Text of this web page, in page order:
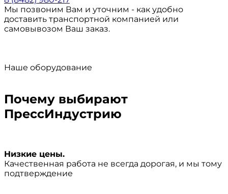
Мы позвоним Вам и уточним - как удобно
доставить транспортной компанией или
самовывозом Ваш заказ.
Наше оборудование
Почему выбирают
ПрессИндустрию
Низкие цены.
Качественная работа не всегда дорогая, и мы тому
подтверждение